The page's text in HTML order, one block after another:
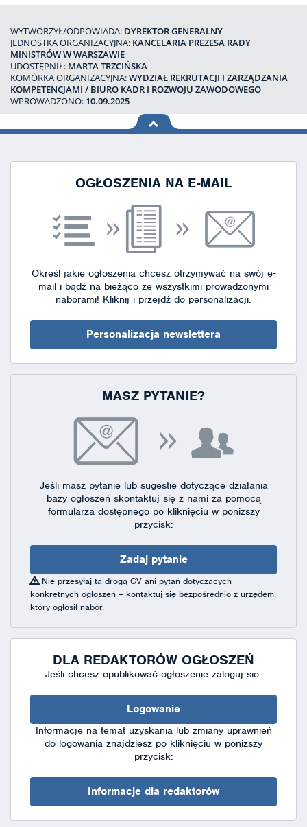
WYTWORZYŁ/ODPOWIADA: DYREKTOR GENERALNY
JEDNOSTKA ORGANIZACYJNA: KANCELARIA PREZESA RADY
MINISTRÓW W WARSZAWIE
UDOSTĘPNIŁ: MARTA TRZCIŃSKA
KOMÓRKA ORGANIZACYJNA:WYDZIAŁ REKRUTACJI I ZARZĄDZANIA
KOMPETENCJAMI / BIURO KADR I ROZWOJU ZAWODOWEGO
WPROWADZONO: 10.09.2025
na górę
OGŁOSZENIA NA E-MAIL
Określ jakie ogłoszenia chcesz otrzymywać na swój e-
mail i bądź na bieżąco ze wszystkimi prowadzonymi
naborami! Kliknij i przejdź do personalizacji.
Personalizacja newslettera
MASZ PYTANIE?
Jeśli masz pytanie lub sugestie dotyczące działania
bazy ogłoszeń skontaktuj się z nami za pomocą
formularza dostępnegopo kliknięciu w poniższy
przycisk:
Zadaj pytanie
Nie przesyłaj tą drogą CV ani pytań dotyczących
konkretnych ogłoszeń – kontaktuj się bezpośrednio z urzędem,
który ogłosił nabór.
DLA REDAKTORÓW OGŁOSZEŃ
Jeśli chcesz opublikować ogłoszenie zaloguj się:
Logowanie
Informacje na temat uzyskania lub zmiany uprawnień
do logowania znajdziesz po kliknięciu w poniższy
przycisk:
Informacje dla redaktorów